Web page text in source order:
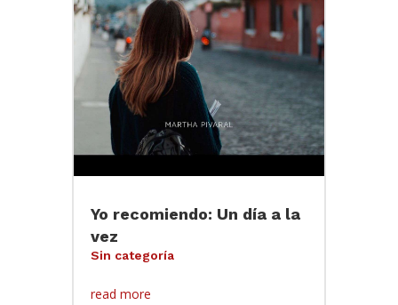
Yo recomiendo: Un día a la
vez
Sin categoría
read more